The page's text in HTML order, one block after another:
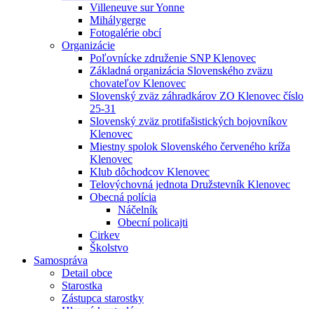
Villeneuve sur Yonne
Mihálygerge
Fotogalérie obcí
Organizácie
Poľovnícke združenie SNP Klenovec
Základná organizácia Slovenského zväzu
chovateľov Klenovec
Slovenský zväz záhradkárov ZO Klenovec číslo
25-31
Slovenský zväz protifašistických bojovníkov
Klenovec
Miestny spolok Slovenského červeného kríža
Klenovec
Klub dôchodcov Klenovec
Telovýchovná jednota Družstevník Klenovec
Obecná polícia
Náčelník
Obecní policajti
Cirkev
Školstvo
Samospráva
Detail obce
Starostka
Zástupca starostky